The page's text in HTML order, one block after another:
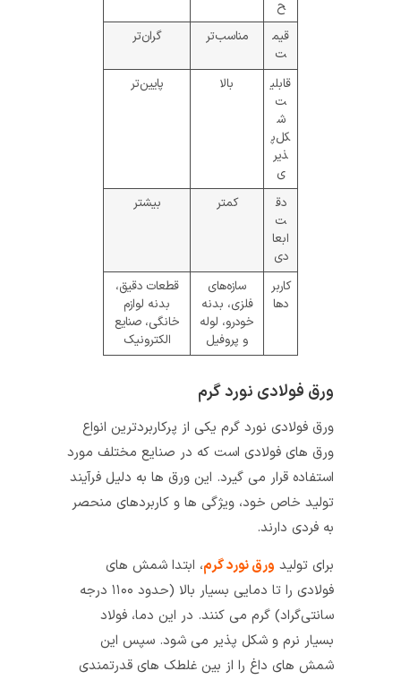
مناسب‌تر گران‌تر
بالا پایین‌تر
کمتر
سازه‌های
فلزی، بدنه
قطعات دقیق،
بدنه لوازم
خانگی، صنایع
الکترونیک
ورق فولادی نورد گرم
ورق فولادی نورد گرم یکی از پرکاربردترین انواع
ورق‌ های فولادی است که در صنایع مختلف مورد
استفاده قرار می‌ گیرد. این ورق‌ ها به دلیل فرآیند
تولید خاص خود، ویژگی‌ ها و کاربردهای منحصر
به فردی دارند.
برای تولیدورق نورد گرم، ابتدا شمش‌ های
فولادی را تا دمایی بسیار بالا (حدود ۱۱۰۰ درجه
سانتی‌گراد) گرم می‌ کنند. در این دما، فولاد
بسیار نرم و شکل‌ پذیر می‌ شود. سپس این
شمش‌ های داغ را از بین غلطک‌ های قدرتمندی